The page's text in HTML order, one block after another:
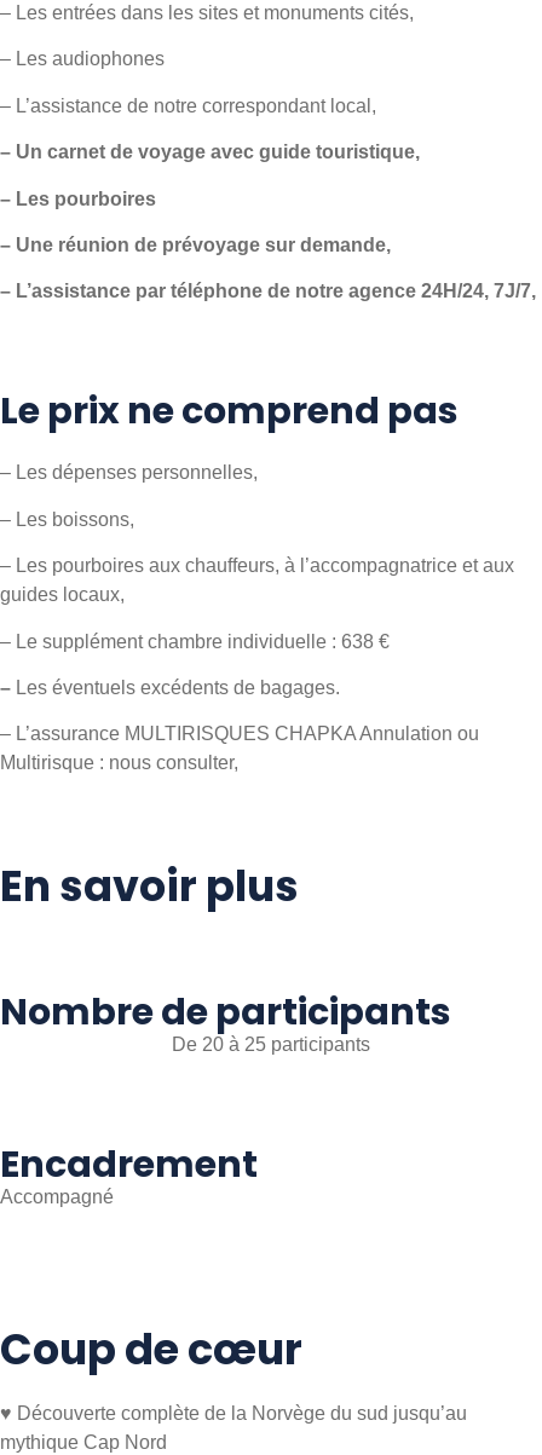
– Les entrées dans les sites et monuments cités,
– Les audiophones
– L’assistance de notre correspondant local,
– Un carnet de voyage avec guide touristique,
– Les pourboires
– Une réunion de prévoyage sur demande,
– L’assistance par téléphone de notre agence 24H/24, 7J/7,
Le prix ne comprend pas
– Les dépenses personnelles,
– Les boissons,
– Les pourboires aux chauffeurs, à l’accompagnatrice et aux
guides locaux,
– Le supplément chambre individuelle : 638 €
– Les éventuels excédents de bagages.
– L’assurance MULTIRISQUES CHAPKA Annulation ou
Multirisque : nous consulter,
En savoir plus
Nombre de participants
De 20 à 25 participants
Encadrement
Accompagné
Coup de cœur
♥ Découverte complète de la Norvège du sud jusqu’au
mythique Cap Nord